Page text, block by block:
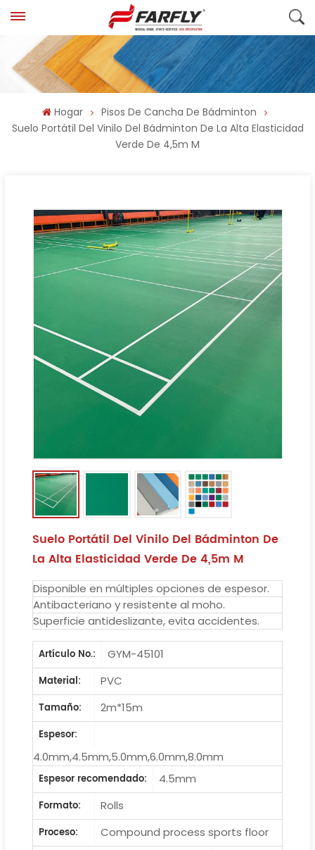
Hogar
Pisos De Cancha De Bádminton
Suelo Portátil Del Vinilo Del Bádminton De La Alta Elasticidad
Verde De 4,5m M
Suelo Portátil Del Vinilo Del Bádminton De
La Alta Elasticidad Verde De 4,5m M
Disponible en múltiples opciones de espesor.
Antibacteriano y resistente al moho.
Superficie antideslizante, evita accidentes.
Artículo No.:
GYM-45101
Material:
PVC
Tamaño:
2m*15m
Espesor:
4.0mm,4.5mm,5.0mm,6.0mm,8.0mm
Espesor recomendado:
4.5mm
Formato:
Rolls
Proceso:
Compound process sports floor